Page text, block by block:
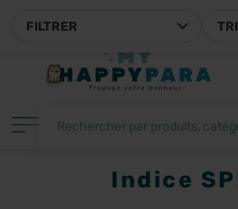
FILTRER
Indice